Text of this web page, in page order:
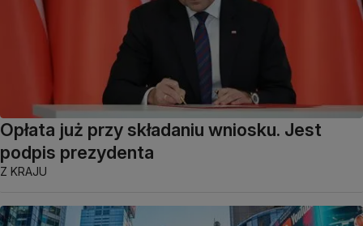
Opłata już przy składaniu wniosku. Jest
podpis prezydenta
Z KRAJU